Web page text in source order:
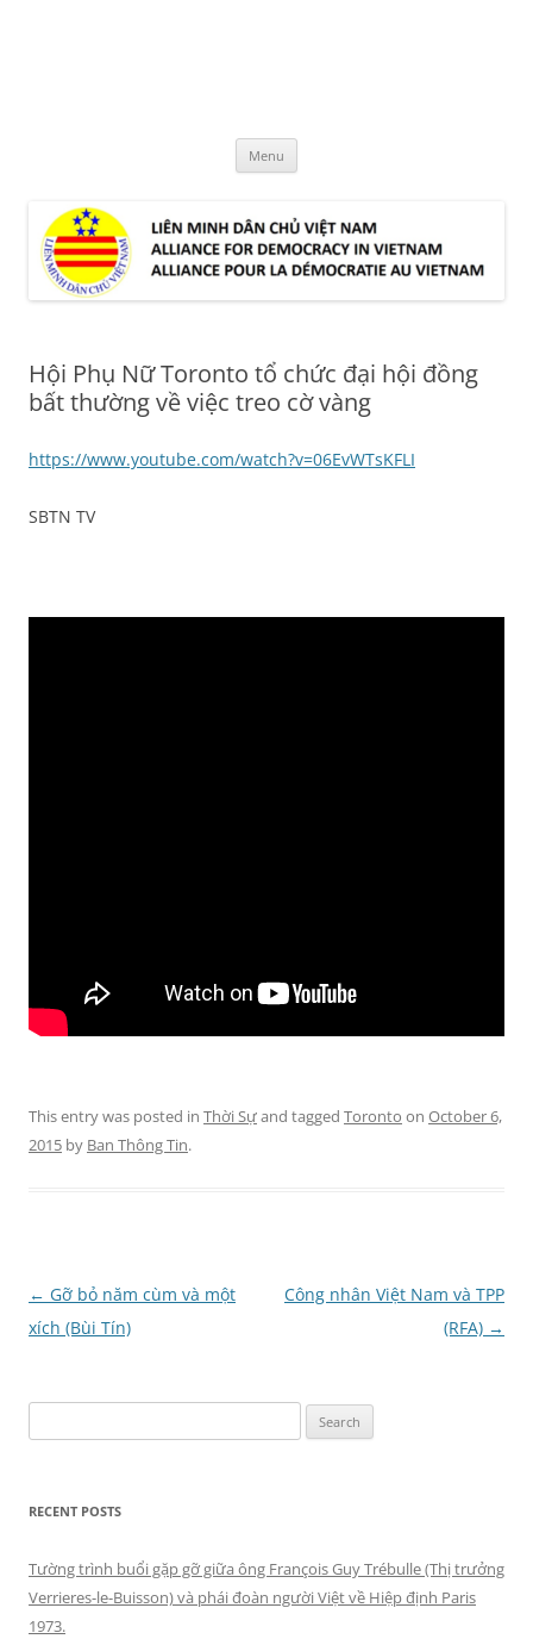
Menu
Hội Phụ Nữ Toronto tổ chức đại hội đồng
bất thường về việc treo cờ vàng
https://www.youtube.com/watch?v=06EvWTsKFLI
SBTN TV
This entry was posted in Thời Sựand tagged Toronto on October 6,
2015 by Ban Thông Tin.
Post
navigation
← Gỡ bỏ năm cùm và một
xích (Bùi Tín)
Công nhân Việt Nam và TPP
(RFA) →
for:
RECENT POSTS
Tường trình buổi gặp gỡ giữa ông François Guy Trébulle (Thị trưởng
Verrieres-le-Buisson) và phái đoàn người Việt về Hiệp định Paris
1973.